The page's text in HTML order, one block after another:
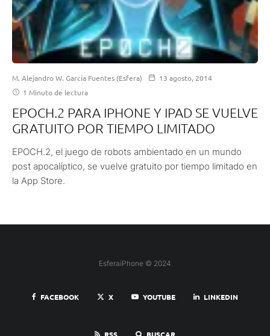
M. Alejandro W. García Fuentes (Esfera)
13 agosto, 2014
1 Minuto de lectura
EPOCH.2 PARA IPHONE Y IPAD SE VUELVE
GRATUITO POR TIEMPO LIMITADO
EPOCH.2, el juego de robots ambientado en un mundo
post apocalíptico, se vuelve gratuito por tiempo limitado en
la App Store.
EsferaiPhone © 2024
FACEBOOK X YOUTUBE LINKEDIN
RSS BUSCAR